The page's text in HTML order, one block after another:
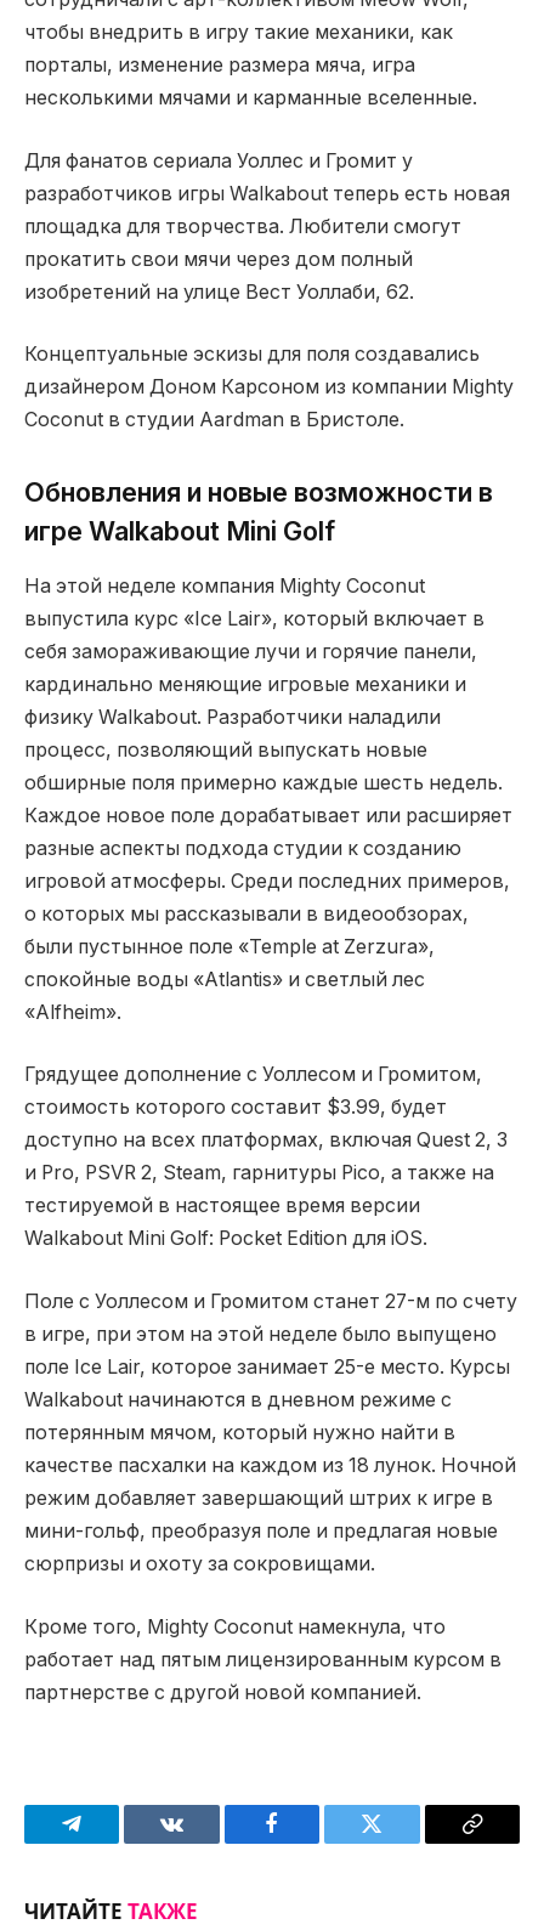
чтобы внедрить в игру такие механики, как
порталы, изменение размера мяча, игра
несколькими мячами и карманные вселенные.
Для фанатов сериала Уоллес и Громит у
разработчиков игры Walkabout теперь есть новая
площадка для творчества. Любители смогут
прокатить свои мячи через дом полный
изобретений на улице Вест Уоллаби, 62.
Концептуальные эскизы для поля создавались
дизайнером Доном Карсоном из компании Mighty
Coconut в студии Aardman в Бристоле.
Обновления и новые возможности в
игре Walkabout Mini Golf
На этой неделе компания Mighty Coconut
выпустила курс «Ice Lair», который включает в
себя замораживающие лучи и горячие панели,
кардинально меняющие игровые механики и
физику Walkabout. Разработчики наладили
процесс, позволяющий выпускать новые
обширные поля примерно каждые шесть недель.
Каждое новое поле дорабатывает или расширяет
разные аспекты подхода студии к созданию
игровой атмосферы. Среди последних примеров,
о которых мы рассказывали в видеообзорах,
были пустынное поле «Temple at Zerzura»,
спокойные воды «Atlantis» и светлый лес
«Alfheim».
Грядущее дополнение с Уоллесом и Громитом,
стоимость которого составит $3.99, будет
доступно на всех платформах, включая Quest 2, 3
и Pro, PSVR 2, Steam, гарнитуры Pico, а также на
тестируемой в настоящее время версии
Walkabout Mini Golf: Pocket Edition для iOS.
Поле с Уоллесом и Громитом станет 27-м по счету
в игре, при этом на этой неделе было выпущено
поле Ice Lair, которое занимает 25-е место. Курсы
Walkabout начинаются в дневном режиме с
потерянным мячом, который нужно найти в
качестве пасхалки на каждом из 18 лунок. Ночной
режим добавляет завершающий штрих к игре в
мини-гольф, преобразуя поле и предлагая новые
сюрпризы и охоту за сокровищами.
Кроме того, Mighty Coconut намекнула, что
работает над пятым лицензированным курсом в
партнерстве с другой новой компанией.
Telegram VKontakteFacebook Twitter
Copy
ЧИТАЙТЕТАКЖЕ